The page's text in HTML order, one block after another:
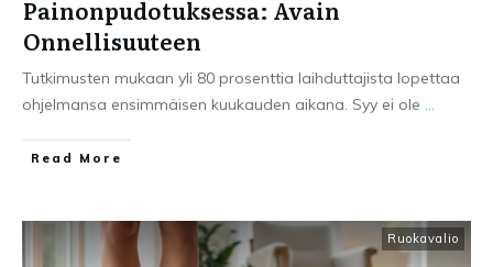
Painonpudotuksessa: Avain
Onnellisuuteen
Tutkimusten mukaan yli 80 prosenttia laihduttajista lopettaa
ohjelmansa ensimmäisen kuukauden aikana. Syy ei ole ...
Read More
Ruokavalio